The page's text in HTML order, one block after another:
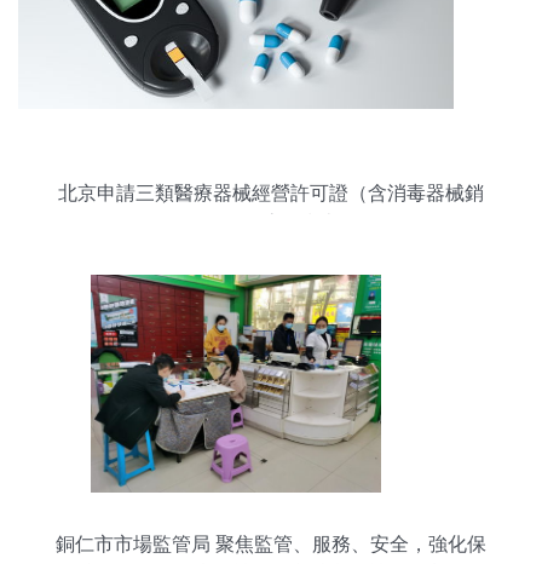
北京申請三類醫療器械經營許可證（含消毒器械銷
銅仁市市場監管局 聚焦監管、服務、安全，強化保